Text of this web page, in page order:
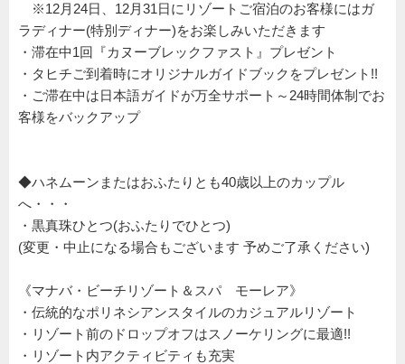
※12月24日、12月31日にリゾートご宿泊のお客様にはガ
ラディナー(特別ディナー)をお楽しみいただきます
・滞在中1回『カヌーブレックファスト』プレゼント
・タヒチご到着時にオリジナルガイドブックをプレゼント!!
・ご滞在中は日本語ガイドが万全サポート～24時間体制でお
客様をバックアップ
◆ハネムーンまたはおふたりとも40歳以上のカップル
へ・・・
・黒真珠ひとつ(おふたりでひとつ)
(変更・中止になる場合もございます 予めご了承ください)
《マナバ・ビーチリゾート＆スパ モーレア》
・伝統的なポリネシアンスタイルのカジュアルリゾート
・リゾート前のドロップオフはスノーケリングに最適!!
・リゾート内アクティビティも充実